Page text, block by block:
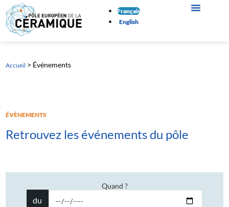
Français
English
Accueil > Événements
ÉVÈNEMENTS
Retrouvez les événements du pôle
Quand ?
du